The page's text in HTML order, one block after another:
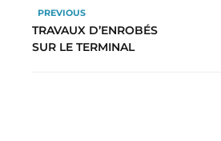
PREVIOUS
TRAVAUX D’ENROBÉS
SUR LE TERMINAL